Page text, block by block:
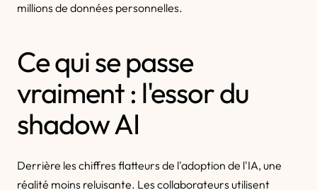
millions de données personnelles.
Ce qui se passe
vraiment : l'essor du
shadow AI
Derrière les chiffres flatteurs de l'adoption de l'IA, une
réalité moins reluisante. Les collaborateurs utilisent